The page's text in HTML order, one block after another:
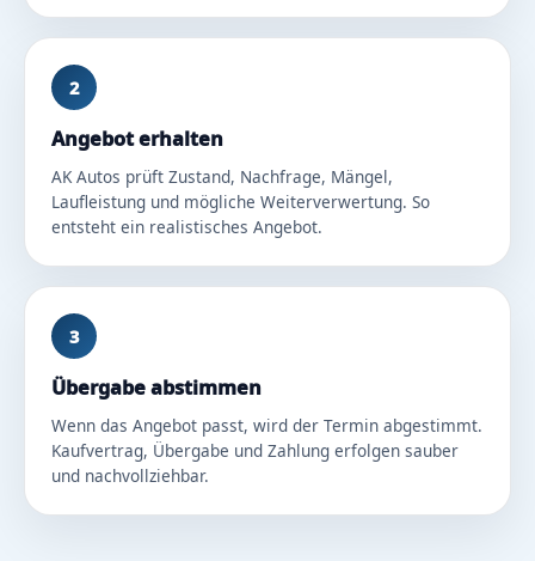
2
Angebot erhalten
AK Autos prüft Zustand, Nachfrage, Mängel,
Laufleistung und mögliche Weiterverwertung. So
entsteht ein realistisches Angebot.
3
Übergabe abstimmen
Wenn das Angebot passt, wird der Termin abgestimmt.
Kaufvertrag, Übergabe und Zahlung erfolgen sauber
und nachvollziehbar.